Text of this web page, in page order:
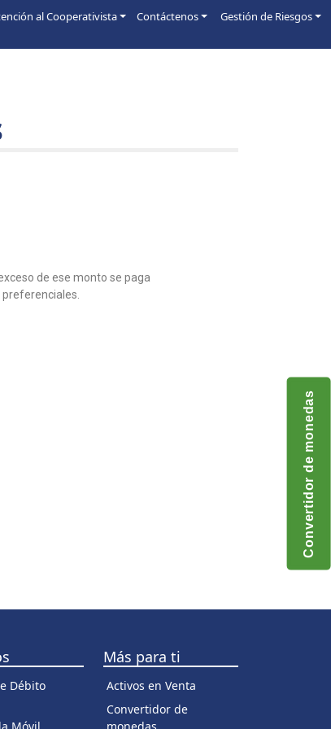
al Cooperativista Contáctenos Gestión de Riesgos
de ese monto se paga
Débito
Más para ti
Activos en Venta
Convertidor de
Convertidor de monedas